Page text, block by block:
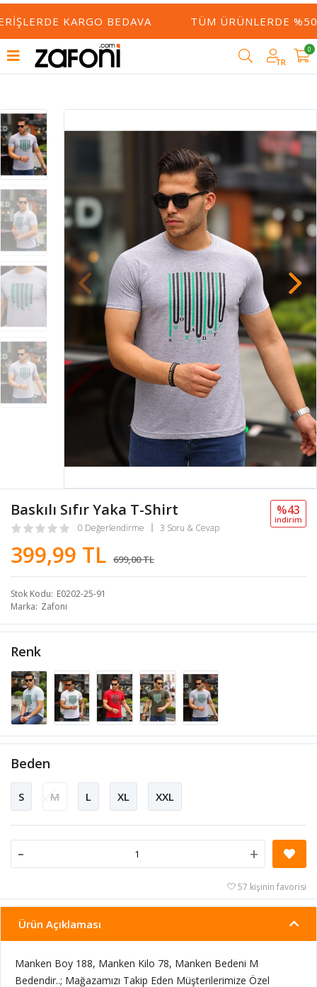
KARGO BEDAVA TÜM ÜRÜNLERDE
TR
0
Baskılı Sıfır Yaka T-Shirt
0 Değerlendirme 3 Soru & Cevap
399,99 TL 699,00 TL
%43
i̇ndi̇ri̇m
Stok Kodu E0202-25-91
Marka Zafoni
Renk
Beden
S M L XL XXL
- +
57 kişinin favorisi
Ürün Açıklaması
Manken Boy 188, Manken Kilo 78, Manken Bedeni M
Bedendir..; Mağazamızı Takip Eden Müşterilerimize Özel